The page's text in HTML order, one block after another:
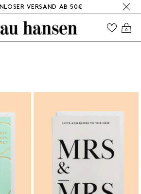
VERSAND AB 50€
0